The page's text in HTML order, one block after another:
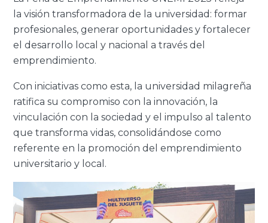
la visión transformadora de la universidad: formar
profesionales, generar oportunidades y fortalecer
el desarrollo local y nacional a través del
emprendimiento.
Con iniciativas como esta, la universidad milagreña
ratifica su compromiso con la innovación, la
vinculación con la sociedad y el impulso al talento
que transforma vidas, consolidándose como
referente en la promoción del emprendimiento
universitario y local.